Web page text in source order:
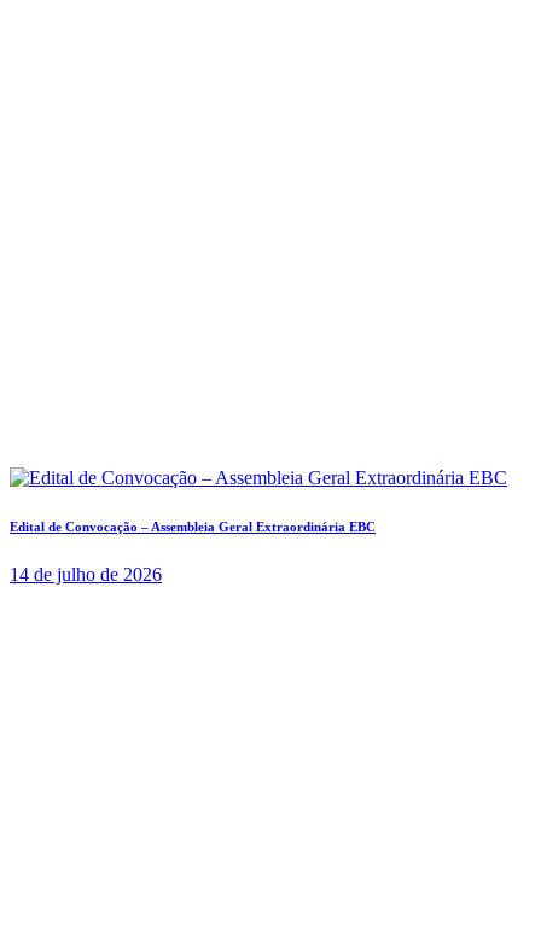
Edital de Convocação – Assembleia Geral Extraordinária EBC
14 de julho de 2026